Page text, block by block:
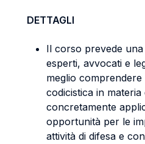
DETTAGLI
Il corso prevede
esperti, avvocati e
meglio
codicistica in
concretamente
opportunità per le
attività di difesa e